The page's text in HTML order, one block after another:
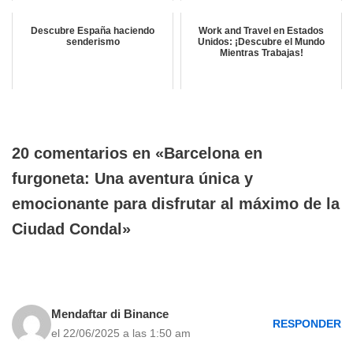
Descubre España haciendo
senderismo
Work and Travel en Estados
Unidos: ¡Descubre el Mundo
Mientras Trabajas!
20 comentarios en «Barcelona en
furgoneta: Una aventura única y
emocionante para disfrutar al máximo de la
Ciudad Condal»
Mendaftar di Binance
el 22/06/2025 a las 1:50 am
RESPONDER